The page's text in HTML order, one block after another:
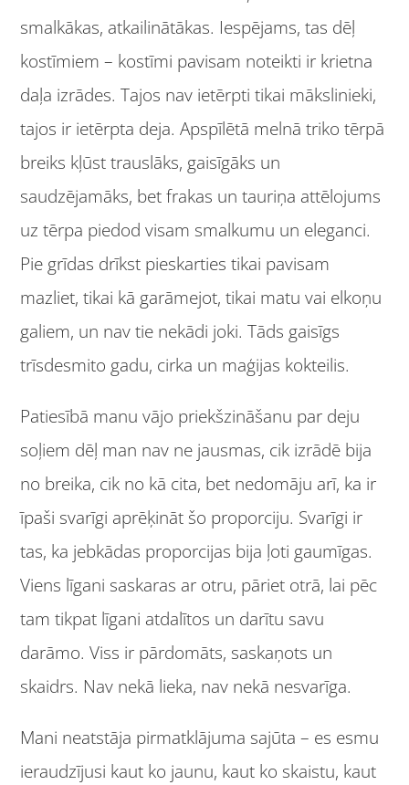
smalkākas, atkailinātākas. Iespējams, tas dēļ
kostīmiem – kostīmi pavisam noteikti ir krietna
daļa izrādes. Tajos nav ietērpti tikai mākslinieki,
tajos ir ietērpta deja. Apspīlētā melnā triko tērpā
breiks kļūst trauslāks, gaisīgāks un
saudzējamāks, bet frakas un tauriņa attēlojums
uz tērpa piedod visam smalkumu un eleganci.
Pie grīdas drīkst pieskarties tikai pavisam
mazliet, tikai kā garāmejot, tikai matu vai elkoņu
galiem, un nav tie nekādi joki. Tāds gaisīgs
trīsdesmito gadu, cirka un maģijas kokteilis.
Patiesībā manu vājo priekšzināšanu par deju
soļiem dēļ man nav ne jausmas, cik izrādē bija
no breika, cik no kā cita, bet nedomāju arī, ka ir
īpaši svarīgi aprēķināt šo proporciju. Svarīgi ir
tas, ka jebkādas proporcijas bija ļoti gaumīgas.
Viens līgani saskaras ar otru, pāriet otrā, lai pēc
tam tikpat līgani atdalītos un darītu savu
darāmo. Viss ir pārdomāts, saskaņots un
skaidrs. Nav nekā lieka, nav nekā nesvarīga.
Mani neatstāja pirmatklājuma sajūta – es esmu
ieraudzījusi kaut ko jaunu, kaut ko skaistu, kaut